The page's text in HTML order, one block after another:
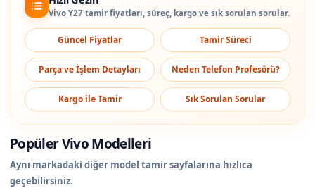
Vivo Y27 tamir fiyatları, süreç, kargo ve sık sorulan sorular.
Güncel Fiyatlar Tamir Süreci
Parça ve İşlem Detayları Neden Telefon Profesörü?
Kargo ile Tamir Sık Sorulan Sorular
Popüler Vivo Modelleri
Aynı markadaki diğer model tamir sayfalarına hızlıca
geçebilirsiniz.